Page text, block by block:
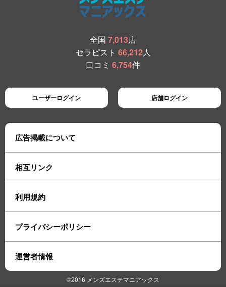
全国 7,013店
セラピスト 66,212人
口コミ 6,754件
ユーザーログイン 店舗ログイン
広告掲載について
相互リンク
利用規約
プライバシーポリシー
運営者情報
©2016 メンズエステマニアックス